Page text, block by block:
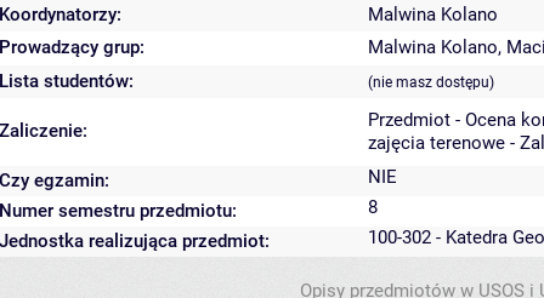
Koordynatorzy:
Malwina Kolano
Prowadzący grup:
Malwina Kolano,
Lista studentów:
(nie masz dostępu)
Zaliczenie:
Przedmiot - Ocena
zajęcia terenowe -
Czy egzamin:
NIE
Numer semestru przedmiotu:
8
Jednostka realizująca przedmiot:
100-302 - Katedra
Opisy przedmiotów w USOS